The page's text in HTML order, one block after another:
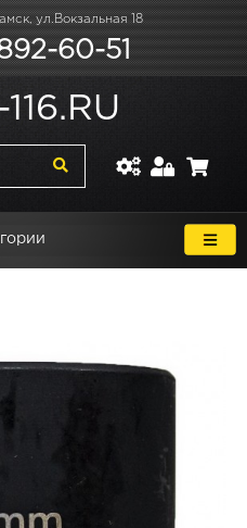
ул.Вокзальная 18
60-51